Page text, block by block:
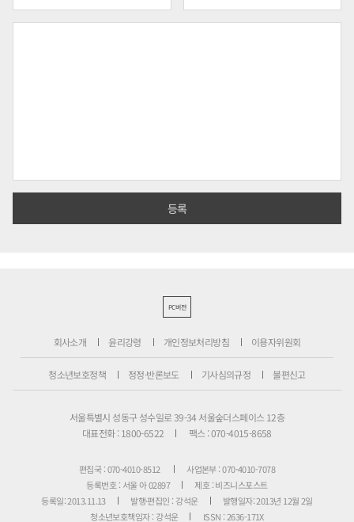
PC버전
회사소개 윤리강령 개인정보처리방침 이용자위원회
청소년보호정책 정정·반론보도 기사심의규정 불편신고
서울특별시 성동구 성수일로 39-34 서울숲더스페이스 12층
대표전화 : 1800-6522
팩스 : 070-4015-8658
편집국 : 070-4010-8512
사업본부 : 070-4010-7078
등록번호 : 서울 아 02897
제호 : 비즈니스포스트
등록일: 2013.11.13
발행·편집인 : 강석운
발행일자: 2013년 12월 2일
청소년보호책임자 : 강석운
ISSN : 2636-171X